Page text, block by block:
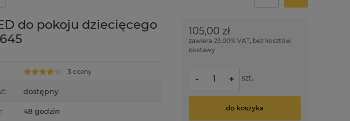
do pokoju dziecięcego
3 oceny
dostępny
48 godzin
105,00 zł
zawiera 23.00% VAT, bez kosztów
dostawy
- + szt.
do koszyka